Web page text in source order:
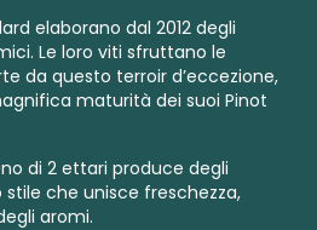
elaborano dal 2012 degli
. Le loro viti sfruttano le
da questo terroir d’eccezione,
maturità dei suoi Pinot
di 2 ettari produce degli
che unisce freschezza,
aromi.